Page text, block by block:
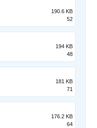
190.6 KB
52
194 KB
48
181 KB
71
176.2 KB
64